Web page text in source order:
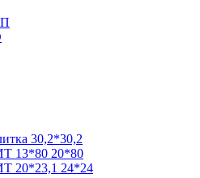
30,2*30,2
13*80 20*80
20*23,1 24*24